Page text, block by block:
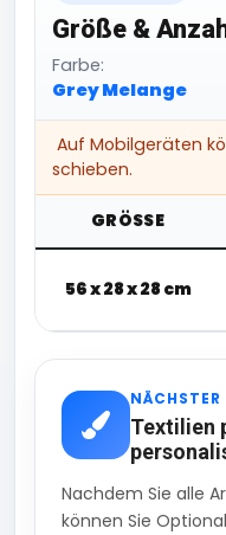
Größe &
Farbe:
Grey Melange
Auf Mobilgeräten
schieben.
GRÖSSE
56 x 28 x 28 cm
Textilien
Nachdem Sie alle
können Sie